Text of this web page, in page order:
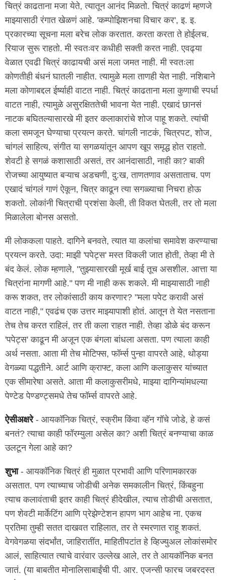
चित्रं काढताना मजा येते, त्यातून आनंद मिळतो. चित्रं काढणं म्हणजे
माझ्यासाठी रंगात खेळणं आहे. 'कम्पोझिशनचा विचार कर', इ. इ.
प्रकारच्या सूचना मला बरेच लोक करतात. करता करता ते होईलच.
रियाज सुरू राहतो. मी स्वतःवर कधीही सक्ती करत नाही. एवढ्या
वेळात एवढी चित्रं काढायची असं मला जमत नाही. मी स्वतःला
कोणतीही बंधनं घातली नाहीत. त्यामुळे मला ताणही येत नाही. नशिबाने
मला कोणाबद्दल ईर्ष्याही वाटत नाही. चित्रं काढताना मला कुणाची स्पर्धा
वाटत नाही, त्यामुळे असुरक्षिततेची भावना येत नाही. एखादं छानसं
नाटक बघितल्यासारखे मी इतर कलाकारांचे शोज पाहू शकते. त्यांची
कला समजून घेण्याचा प्रयत्न करते. चांगली नाटकं, चित्रपट, शोज,
चांगलं साहित्य, संगीत या सगळयांतून आपण खूप समृद्ध होत राहतो.
शेवटी हे सगळं कशासाठी असतं, तर आनंदासाठी, नाही का? बाकी
रोजच्या आयुष्यात बऱ्याच अडचणी, दु:ख, ताणतणाव असताताच. पण
एखादं चांगलं गाणं ऐकून, चित्र काढून त्या सगळ्याचा निचरा होऊ
शकतो. लोकांनी चित्राची प्रशंसा केली, ती विकत घेतली, तर तो मला
मिळालेला बोनस असतो.
मी लोककला पाहते. दागिने बनवते, त्यात या कलांचा समावेश करण्याचा
प्रयत्न करते. उदा: माझी 'पपेट्स' मस्त विकली जात होती, तेव्हा मी ते
बंद केलं. लोक म्हणाले, "तुझ्यासारखी मूर्ख बाई तूच असशील. आत्ता या
चित्रांना मागणी आहे." पण मी नाही करू शकले. मी माझ्यासाठी नाही
करू शकत, तर लोकांसाठी काय करणार? "मला पपेट करावी असं
वाटत नाही," एवढंच एक उत्तर माझ्यापाशी होतं. आतून ते येत नसताना
तेच तेच करत राहिलं, तर ती कला राहत नाही. तेव्हा डोळे बंद करून
'पपेट्स' काढून मी अजून एक बंगला बांधला असता. पण त्याला काही
अर्थ नसता. आता मी तेच मोटिफ्स, फॉर्म्स पुन्हा वापरते आहे, थोड्या
वेगळ्या पद्धतीने. आर्ट आणि क्राफ्ट, कला आणि कलाकुसर यांच्यात
एक सीमारेषा असते. आता मी कलाकुसरीमधे, माझ्या दागिन्यांमधल्या
पेण्टेड पेण्डण्ट्समधे तेच फॉर्म्स वापरते आहे.
ऐसीअक्षरे- आयकॉनिक चित्रं, स्क्रीम किंवा व्हॅन गॉचे जोडे, हे कसं
बनतं? त्याचा काही फॉरम्युला असेल का? अशी चित्रं बनण्याचा काळ
उलटून गेला आहे का?
शुभा- आयकॉनिक चित्रं ही मुळात प्रभावी आणि परिणामकारक
असतात. पण त्याच्याच जोडीची अनेक समकालीन चित्रं, किंबहुना
त्याच कलावंताची इतर काही चित्रं हीदेखील, त्याच तोडीची असतात,
पण शेवटी मार्केटिंग आणि प्रेझेण्टेशन हापण भाग आहेच ना. एकच
प्रतिमा तुम्ही सतत दाखवत राहिलात, तर ते स्मरणात राहू शकतं.
वेगवेगळया संदर्भांत, जाहिरातींत, माहितीपटांत हे व्हिज्युअल लोकांसमोर
आलं, साहित्यात त्याचे वारंवार उल्लेख आले, तर ते आयकॉनिक बनत
जातं. (या बाबतीत मोनालिसाबाईंची पी. आर. एजन्सी फारच जबरदस्त